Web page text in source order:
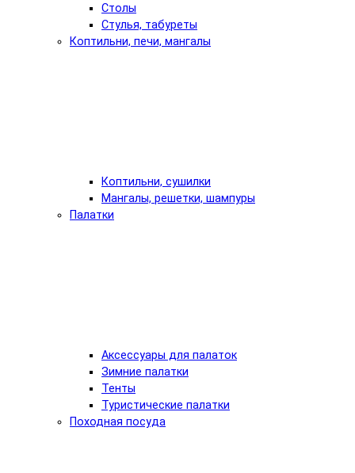
Столы
Стулья, табуреты
Коптильни, печи, мангалы
Коптильни, сушилки
Мангалы, решетки, шампуры
Палатки
Аксессуары для палаток
Зимние палатки
Тенты
Туристические палатки
Походная посуда